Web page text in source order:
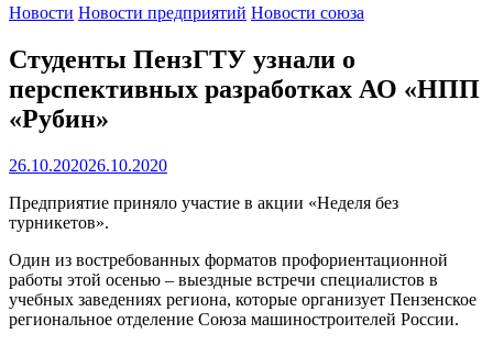
Новости Новости предприятий Новости союза
Студенты ПензГТУ узнали о
перспективных разработках АО «НПП
«Рубин»
26.10.202026.10.2020
Предприятие приняло участие в акции «Неделя без
турникетов».
Один из востребованных форматов профориентационной
работы этой осенью – выездные встречи специалистов в
учебных заведениях региона, которые организует Пензенское
региональное отделение Союза машиностроителей России.